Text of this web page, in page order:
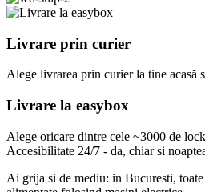
Livrare prin curier
Alege livrarea prin curierla tine acasă
Livrare la easybox
Alege oricare dintre cele ~3000 de
Accesibilitate 24/7 - da, chiar si
Ai grija si de mediu: in Bucuresti,